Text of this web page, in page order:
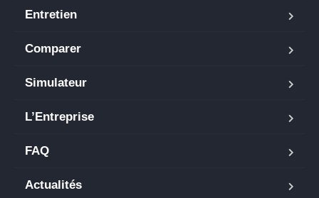
Entretien
Comparer
Simulateur
L’Entreprise
FAQ
Actualités